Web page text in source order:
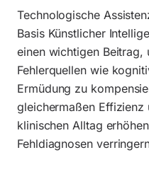
Technologische
Basis Künstlicher
einen wichtigen Beitrag,
Fehlerquellen wie
Ermüdung zu
gleichermaßen Effizienz
klinischen Alltag
Fehldiagnosen